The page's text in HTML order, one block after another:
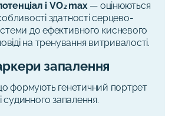
і VO₂max— оцінюються
здатності серцево-
до ефективного кисневого
на тренування витривалості.
запалення
формують генетичний портрет
судинного запалення.